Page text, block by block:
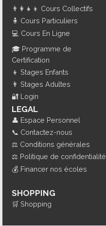
👨‍👩‍👧‍👦 Cours Collectifs
🧍 Cours Particuliers
💻 Cours En Ligne
🎓 Programme de
Certification
👦 Stages Enfants
👨 Stages Adultes
🔐 Login
LEGAL
👤 Espace Personnel
📞 Contactez-nous
⚖️ Conditions générales
⚖️ Politique de confidentialité
💰 Financer nos écoles
SHOPPING
🛒 Shopping